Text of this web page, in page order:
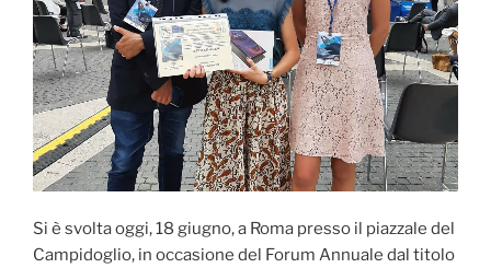
Si è svolta oggi, 18 giugno, a Roma presso il piazzale del
Campidoglio, in occasione del Forum Annuale dal titolo